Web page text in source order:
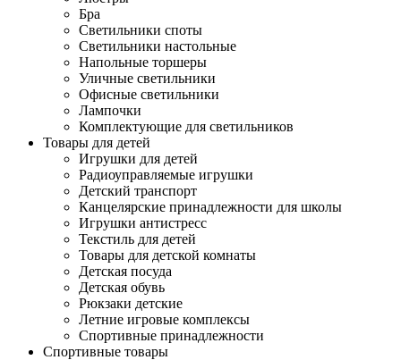
Бра
Светильники споты
Светильники настольные
Напольные торшеры
Уличные светильники
Офисные светильники
Лампочки
Комплектующие для светильников
Товары для детей
Игрушки для детей
Радиоуправляемые игрушки
Детский транспорт
Канцелярские принадлежности для школы
Игрушки антистресс
Текстиль для детей
Товары для детской комнаты
Детская посуда
Детская обувь
Рюкзаки детские
Летние игровые комплексы
Спортивные принадлежности
Спортивные товары